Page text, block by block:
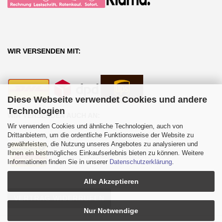
Diese Webseite verwendet Cookies und andere
Technologien
Wir verwenden Cookies und ähnliche Technologien, auch von
Drittanbietern, um die ordentliche Funktionsweise der Website zu
gewährleisten, die Nutzung unseres Angebotes zu analysieren und
Ihnen ein bestmögliches Einkaufserlebnis bieten zu können. Weitere
Informationen finden Sie in unserer Datenschutzerklärung
Alle Akzeptieren
Nur Notwendige
WIR VERSENDEN MIT:
WIR VERSENDEN AUCH AN:
VERTRAG WIDERRUFEN